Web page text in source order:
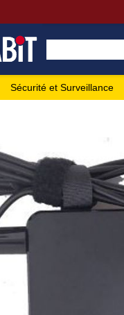
Sécurité et Surveillance